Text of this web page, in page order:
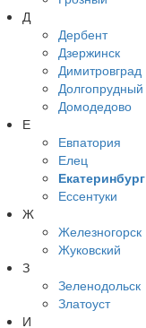
Д
Дербент
Дзержинск
Димитровград
Долгопрудный
Домодедово
Е
Евпатория
Елец
Екатеринбург
Ессентуки
Ж
Железногорск
Жуковский
З
Зеленодольск
Златоуст
И